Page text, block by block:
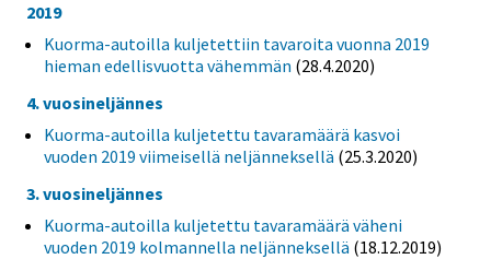
2019
Kuorma-autoilla kuljetettiin tavaroita vuonna 2019
hieman edellisvuotta vähemmän (28.4.2020)
4. vuosineljännes
Kuorma-autoilla kuljetettu tavaramäärä kasvoi
vuoden 2019 viimeisellä neljänneksellä (25.3.2020)
3. vuosineljännes
Kuorma-autoilla kuljetettu tavaramäärä väheni
vuoden 2019 kolmannella neljänneksellä (18.12.2019)